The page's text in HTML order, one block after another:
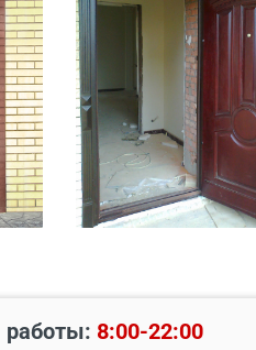
8:00-22:00